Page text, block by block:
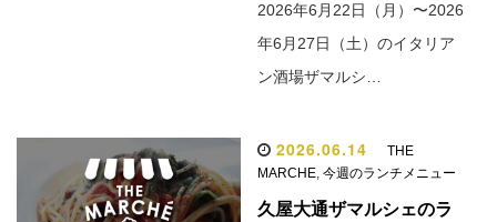
2026年6月22日（月）〜2026
年6月27日（土）のイタリア
ン酒場ザマルシ…
2026.06.14
THE
MARCHE, 今週のランチメニュー
久屋大通ザマルシェのラ